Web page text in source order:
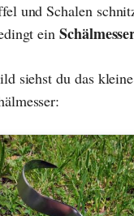
und Schalen
ein
siehst du das